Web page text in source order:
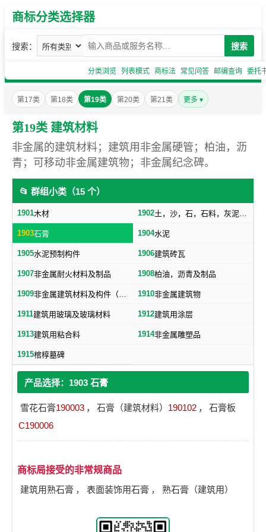
商标分类选择器
搜索： 搜索
分类浏览 列表模式 商标法 常见问答 邮编查询 委托
第17类 第18类 第19类 第20类 第21类 更多 ▾
第19类 建筑材料
非金属的建筑材料；建筑用非金属硬管；柏油，沥
青；可移动非金属建筑物；非金属纪念碑。
📂 群组小类（15 个）
1901木材 1902 土，沙，石，石料，灰泥，炉渣等建筑用料
1903石膏 1904水泥
1905水泥预制构件 1906建筑砖瓦
1907非金属耐火材料及制品 1908柏油，沥青及制品
1909 非金属建筑材料及构件（不包括水泥预制构件） 1910非金属建筑物
1911建筑用玻璃及玻璃材料 1912建筑用涂层
1913建筑用粘合料 1914非金属雕塑品
1915棺椁墓碑
产品选择：1903 石膏
雪花石膏190003 ， 石膏（建筑材料） 190102 ，
石膏板
C190006
商标局接受的非常规商品
建筑用熟石膏 ， 表面装饰用石膏 ， 熟石膏（建筑用）